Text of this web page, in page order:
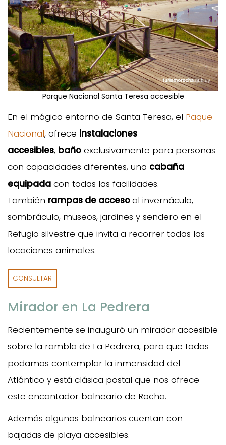
Parque Nacional Santa Teresa accesible
En el mágico entorno de Santa Teresa, el Paque
Nacional, ofrece instalaciones
accesibles, baño exclusivamente para personas
con capacidades diferentes, una cabaña
equipada con todas las facilidades.
También rampas de accesoal invernáculo,
sombráculo, museos, jardines y sendero en el
Refugio silvestre que invita a recorrer todas las
locaciones animales.
CONSULTAR
Mirador en La Pedrera
Recientemente se inauguró un mirador accesible
sobre la rambla de La Pedrera, para que todos
podamos contemplar la inmensidad del
Atlántico y está clásica postal que nos ofrece
este encantador balneario de Rocha.
Además algunos balnearios cuentan con
bajadas de playa accesibles.